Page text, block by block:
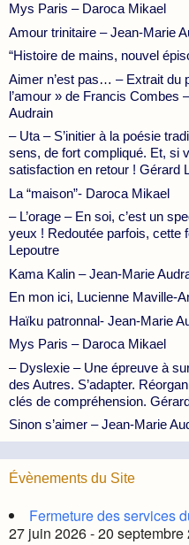
Mys Paris – Daroca Mikael
Amour trinitaire – Jean-Marie
“Histoire de mains, nouvel
Aimer n’est pas… – Extrait du
l’amour » de Francis Combes
Audrain
– Uta – S’initier à la poésie
sens, de fort compliqué. Et, si
satisfaction en retour ! Gérard
La “maison”- Daroca Mikael
– L’orage – En soi, c’est un
yeux ! Redoutée parfois, cette
Lepoutre
Kama Kalin – Jean-Marie
En mon ici, Lucienne Maville-
Haïku patronnal- Jean-Marie
Mys Paris – Daroca Mikael
– Dyslexie – Une épreuve à
des Autres. S’adapter.
clés de compréhension.
Sinon s’aimer – Jean-Marie
Évènements du Site
Fermeture des services
27 juin 2026 - 20 septembre